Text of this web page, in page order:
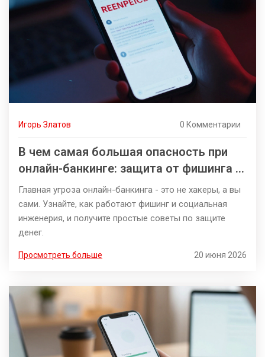
Игорь Златов 0 Комментарии
В чем самая большая опасность при
онлайн-банкинге: защита от фишинга и
кражи данных
Главная угроза онлайн-банкинга - это не хакеры, а вы
сами. Узнайте, как работают фишинг и социальная
инженерия, и получите простые советы по защите
денег.
Просмотреть больше 20 июня 2026